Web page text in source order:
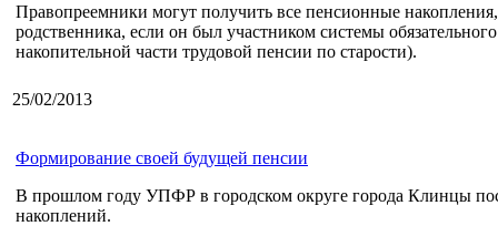
Правопреемники могут получить все пенсионные
родственника, если он был участником системы
накопительной части трудовой пенсии по старости).
25/02/2013
Формирование своей будущей пенсии
В прошлом году УПФР в городском округе города Клинцы
накоплений.